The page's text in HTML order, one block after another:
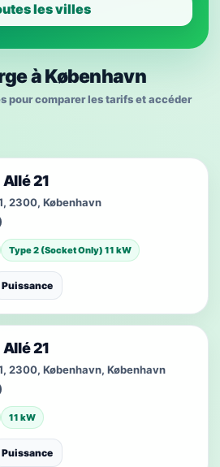
les villes
à København
pour comparer les tarifs et accéder
21
2300, København
Type 2 (Socket Only) 11 kW
Puissance
21
2300, København, København
11 kW
Puissance